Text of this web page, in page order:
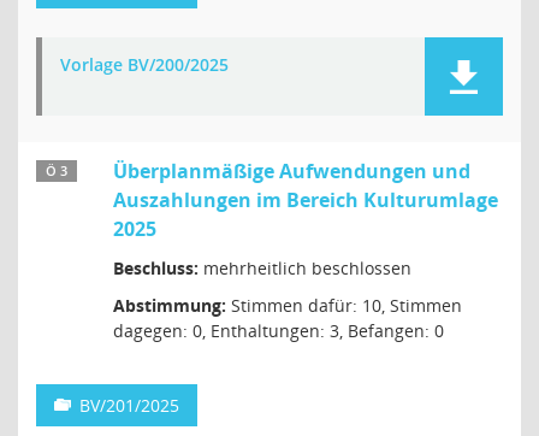
Vorlage BV/200/2025
Ö 3
Überplanmäßige Aufwendungen und
Auszahlungen im Bereich Kulturumlage
2025
Beschluss: mehrheitlich beschlossen
Abstimmung: Stimmen dafür: 10, Stimmen
dagegen: 0, Enthaltungen: 3, Befangen: 0
BV/201/2025